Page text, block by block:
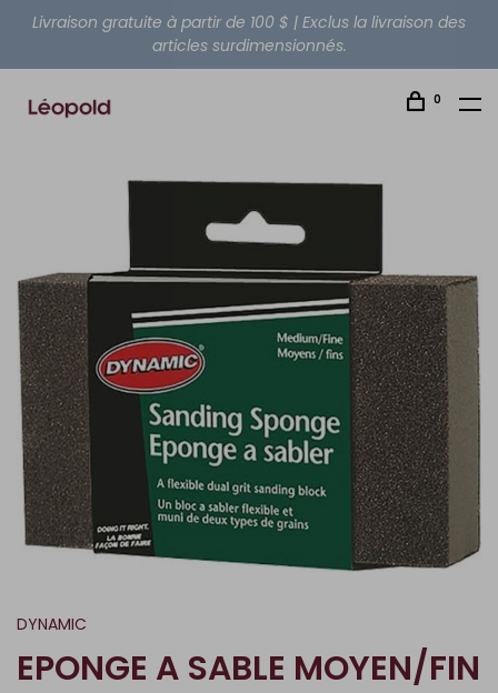
Livraison gratuite à partir de 100 $ | Exclus la livraison des
articles surdimensionnés.
0
DYNAMIC
EPONGE A SABLE MOYEN/FIN